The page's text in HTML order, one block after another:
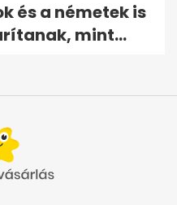
és a németek is
mint...